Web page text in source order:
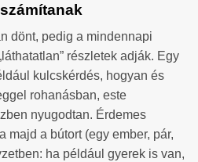
dönt, pedig a mindennapi
részletek adják. Egy
kulcskérdés, hogyan és
rohanásban, este
nyugodtan. Érdemes
majd a bútort (egy ember, pár,
ha például gyerek is van,